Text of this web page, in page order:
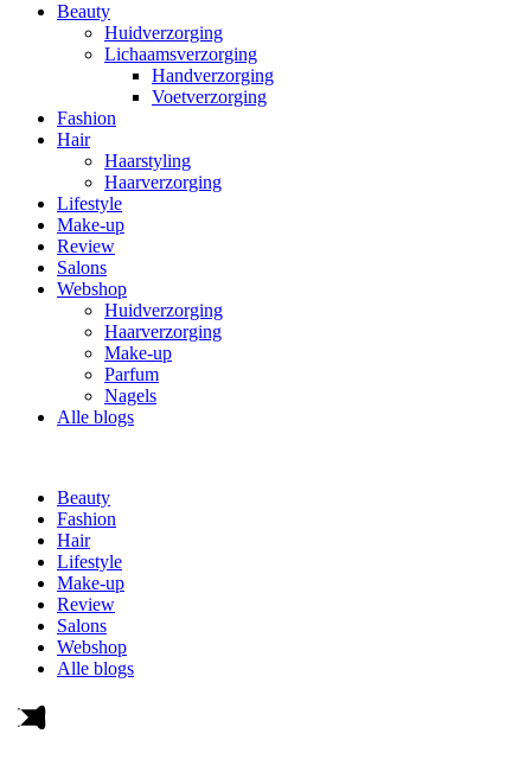
Beauty
Huidverzorging
Lichaamsverzorging
Handverzorging
Voetverzorging
Fashion
Hair
Haarstyling
Haarverzorging
Lifestyle
Make-up
Review
Salons
Webshop
Huidverzorging
Haarverzorging
Make-up
Parfum
Nagels
Alle blogs
Beauty
Fashion
Hair
Lifestyle
Make-up
Review
Salons
Webshop
Alle blogs